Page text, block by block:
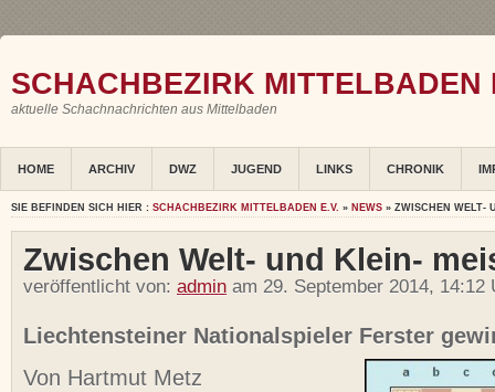
SCHACHBEZIRK MITTELBADEN
aktuelle Schachnachrichten aus Mittelbaden
HOME ARCHIV DWZ JUGEND LINKS CHRONIK
SIE BEFINDEN SICH HIER : SCHACHBEZIRK MITTELBADEN E.V. » NEWS » ZWISCHEN WELT-
Zwischen Welt- und Klein-
veröffentlicht von: admin am 29. September 2014,
Liechtensteiner Nationalspieler Ferster
Von Hartmut Metz